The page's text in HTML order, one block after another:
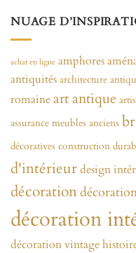
NUAGE
achat en ligne amphores
antiquités architecture
romaineart antique
assurance meubles anciens
décoratives construction
d'intérieurdesign
décoration
décoration
décoration vintage